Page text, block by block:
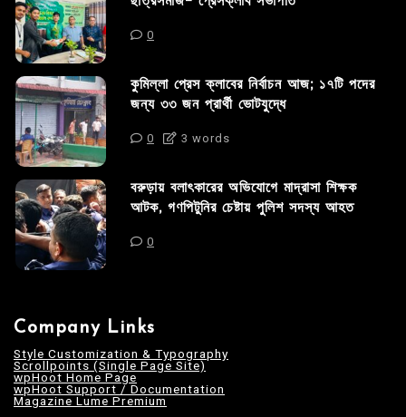
0
কুমিল্লা প্রেস ক্লাবের নির্বাচন আজ; ১৭টি পদের
জন্য ৩৩ জন প্রার্থী ভোটযুদ্ধে
0 3 words
বরুড়ায় বলাৎকারের অভিযোগে মাদ্রাসা শিক্ষক
আটক, গণপিটুনির চেষ্টায় পুলিশ সদস্য আহত
0
Company Links
Style Customization & Typography
Scrollpoints (Single Page Site)
wpHoot Home Page
wpHoot Support / Documentation
Magazine Lume Premium